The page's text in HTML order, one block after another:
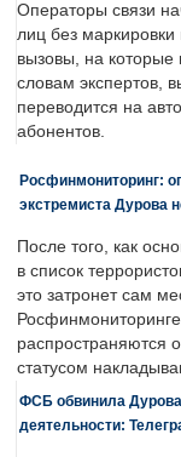
Операторы связи
лиц без
вызовы, на
словам экспертов,
переводится на
абонентов.
Росфинмониторинг:
экстремиста Дурова
После того, как
в список
это затронет сам
распространяются
статусом
ФСБ обвинила Дурова
деятельности: